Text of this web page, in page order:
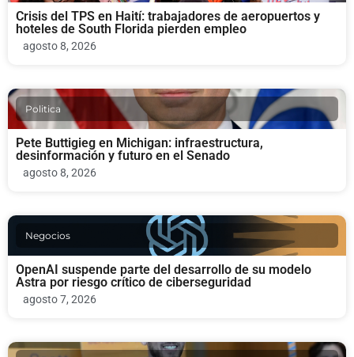
Crisis del TPS en Haití: trabajadores de aeropuertos y
hoteles de South Florida pierden empleo
agosto 8, 2026
Politica
Pete Buttigieg en Michigan: infraestructura,
desinformación y futuro en el Senado
agosto 8, 2026
Negocios
OpenAI suspende parte del desarrollo de su modelo
Astra por riesgo crítico de ciberseguridad
agosto 7, 2026